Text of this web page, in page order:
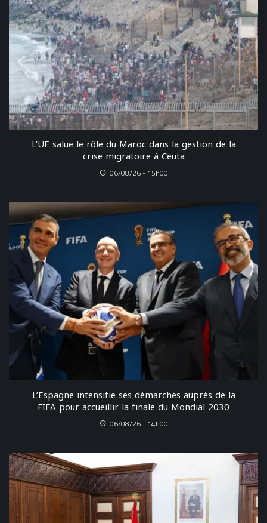
L’UE salue le rôle du Maroc dans la gestion de la
crise migratoire à Ceuta
06/08/26 - 15h00
L’Espagne intensifie ses démarches auprès de la
FIFA pour accueillir la finale du Mondial 2030
06/08/26 - 14h00